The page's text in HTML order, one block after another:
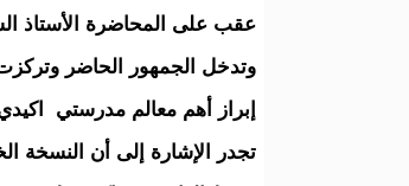
عقب على المحاضرة الأستاذ
وتدخل الجمهور الحاضر
إبراز أهم معالم مدرستي
تجدر الإشارة إلى أن النسخة